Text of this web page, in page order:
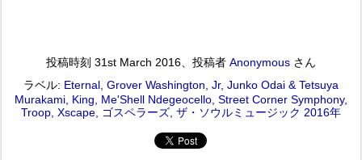
投稿時刻 31st March 2016 、投稿者 Anonymous さん
ラベル: Eternal Grover Washington Jr Junko Odai & Tetsuya
Murakami King Me'Shell Ndegeocello Street Corner Symphony
Troop Xscape ゴスペラーズ ザ・ソウルミュージック 2016年